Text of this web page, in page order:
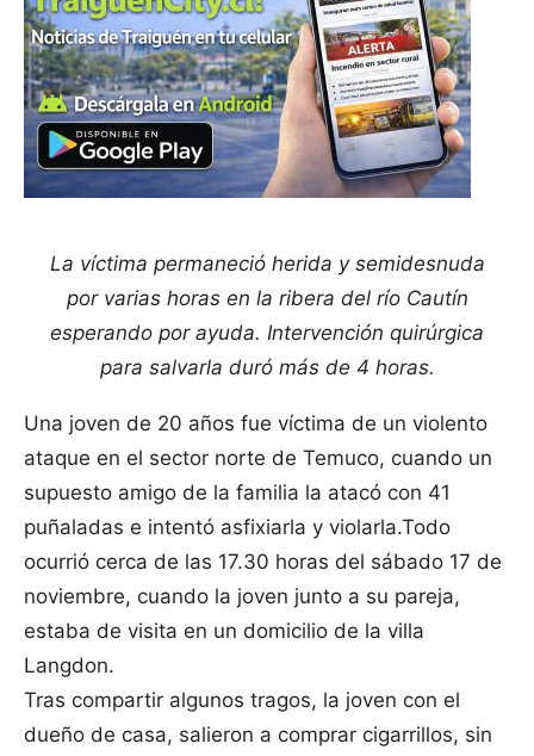
La víctima permaneció herida y semidesnuda
por varias horas en la ribera del río Cautín
esperando por ayuda. Intervención quirúrgica
para salvarla duró más de 4 horas.
Una joven de 20 años fue víctima de un violento
ataque en el sector norte de Temuco, cuando un
supuesto amigo de la familia la atacó con 41
puñaladas e intentó asfixiarla y violarla.Todo
ocurrió cerca de las 17.30 horas del sábado 17 de
noviembre, cuando la joven junto a su pareja,
estaba de visita en un domicilio de la villa
Langdon.
Tras compartir algunos tragos, la joven con el
dueño de casa, salieron a comprar cigarrillos, sin